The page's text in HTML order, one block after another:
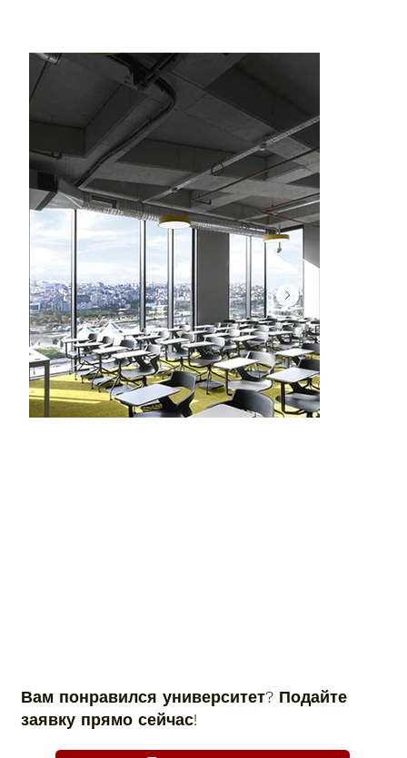
Вам понравился университет? Подайте
заявку прямо сейчас!